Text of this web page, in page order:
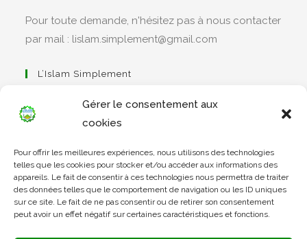
Gérer le consentement aux
cookies
Pour offrir les meilleures expériences, nous utilisons des technologies
telles que les cookies pour stocker et/ou accéder aux informations des
appareils. Le fait de consentir à ces technologies nous permettra de traiter
des données telles que le comportement de navigation ou les ID uniques
sur ce site. Le fait de ne pas consentir ou de retirer son consentement
peut avoir un effet négatif sur certaines caractéristiques et fonctions.
Pour toute demande, n'hésitez pas à nous contacter
par mail : lislam.simplement@gmail.com
L’Islam Simplement
dans
un
nouvel
onglet
Apprendre Le Coran Simplement